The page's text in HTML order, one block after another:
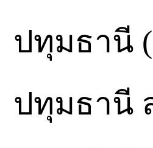
ปทุมธานี
ปทุมธานี